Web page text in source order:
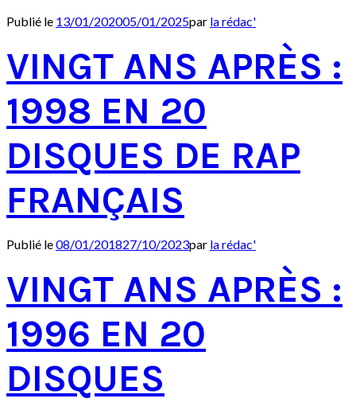
Publié le 13/01/202005/01/2025par la rédac'
VINGT ANS APRÈS :
1998 EN 20
DISQUES DE RAP
FRANÇAIS
Publié le08/01/201827/10/2023par la rédac'
VINGT ANS APRÈS :
1996 EN 20
DISQUES